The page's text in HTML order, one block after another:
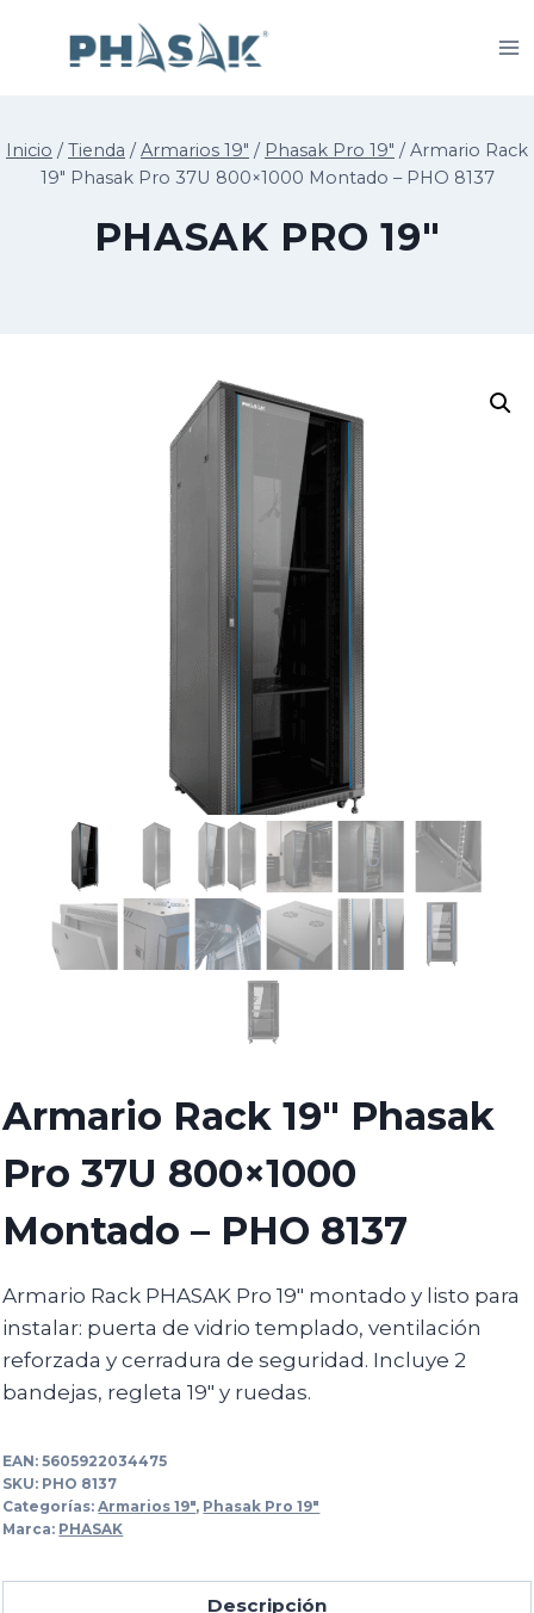
Inicio / Tienda / Armarios 19" / Phasak Pro 19" / Armario Rack
19″ Phasak Pro 37U 800×1000 Montado – PHO 8137
PHASAK PRO 19"
Armario Rack 19″ Phasak
Pro 37U 800×1000
Montado – PHO 8137
Armario Rack PHASAK Pro 19″ montado y listo para
instalar: puerta de vidrio templado, ventilación
reforzada y cerradura de seguridad. Incluye 2
bandejas, regleta 19″ y ruedas.
EAN:5605922034475
SKU: PHO 8137
Categorías:Armarios 19", Phasak Pro 19"
Marca: PHASAK
Descripción